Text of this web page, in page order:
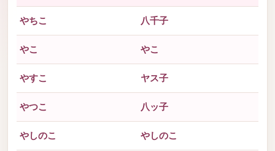
やちこ 八千子
やこ やこ
やすこ ヤス子
やつこ 八ッ子
やしのこ やしのこ